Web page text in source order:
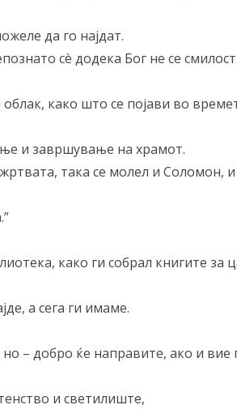
да го најдат.
сè додека Бог не се
како што се појави во
и завршување на храмот.
така се молел и Соломон, и
како ги собрал книгите за
а сега ги имаме.
– добро ќе направите, ако и вие
и светилиште,